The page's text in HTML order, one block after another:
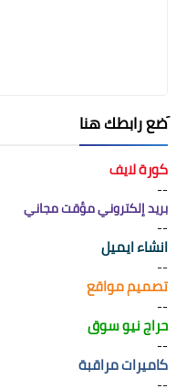
َضع رابطك هنا
كورة لايف
--
بريد إلكتروني مؤقت مجاني
--
انشاء ايميل
--
تصميم مواقع
--
حراج نيو سوق
--
كاميرات مراقبة